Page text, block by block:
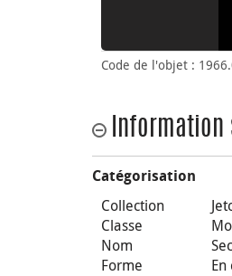
Code de l'objet :
Catégorisation
Collection
Classe
Nom
Forme